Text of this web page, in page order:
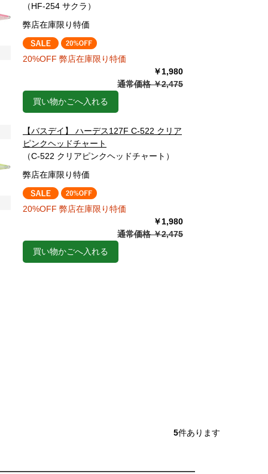
（HF-254 サクラ）
弊店在庫限り特価
20%OFF 弊店在庫限り特価
￥1,980
通常価格 ￥2,475
買い物かごへ入れる
【バスデイ】 ハーデス127F C-522 クリア
ピンクヘッドチャート
（C-522 クリアピンクヘッドチャート）
弊店在庫限り特価
20%OFF 弊店在庫限り特価
￥1,980
通常価格 ￥2,475
買い物かごへ入れる
5件あります